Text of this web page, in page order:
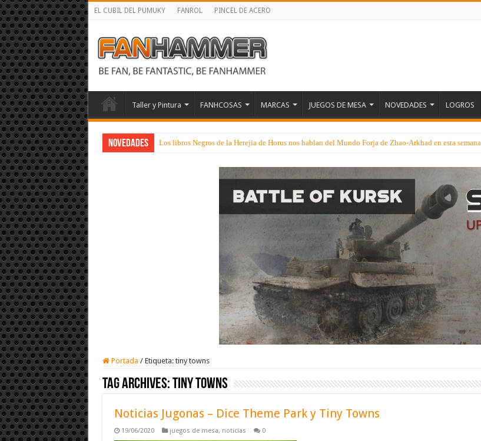
EL CUBIL DEL PUMUKY FANROL PINCEL DE ACERO
Taller y Pintura FANHCOSAS MARCAS JUEGOS DE MESA NOVEDADES LOGROS
NOVEDADES Los libros Negros de la Herejia de Horus nos hablan del Mundo Forja de Zhao-Arkhad en esta semana
Portada / Etiqueta: tiny towns
Tag Archives:tiny towns
Noticias Jugonas – Dice Theme Park y Tiny Towns
19/06/2020 juegos de mesa, noticias 0